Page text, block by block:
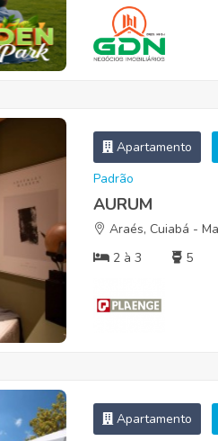
Apartamento
Padrão
AURUM
Araés, Cuiabá -
2 à3 5
Apartamento